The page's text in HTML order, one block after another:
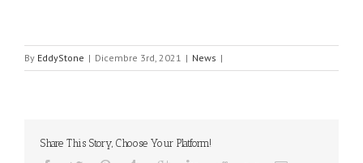
By EddyStone | Dicembre 3rd, 2021 | News |
Share This Story, Choose Your Platform!